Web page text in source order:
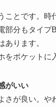
ことです。
部分もタイ
あります。
をポケットに
がいい
さが良い。や